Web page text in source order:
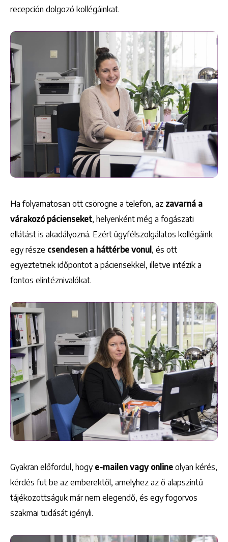
+36 1 222 7250
+36 1 222 9150
1148 Budapest, Örs vezér tere 2.
recepción dolgozó kollégáinkat.
Ha folyamatosan ott csörögne a telefon, az zavarná a
várakozó pácienseket, helyenként még a fogászati
ellátást is akadályozná. Ezért ügyfélszolgálatos kollégáink
egy része csendesen a háttérbe vonul , és ott
egyeztetnek időpontot a páciensekkel, illetve intézik a
fontos elintéznivalókat.
Gyakran előfordul, hogy e-mailen vagy online olyan kérés,
kérdés fut be az emberektől, amelyhez az ő alapszintű
tájékozottságuk már nem elegendő, és egy fogorvos
szakmai tudását igényli.